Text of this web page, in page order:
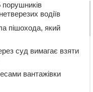
водіїв
пішохода, який
суд вимагає взяти
вантажівки